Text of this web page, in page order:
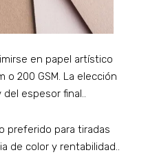
en papel artístico
o 200 GSM. La elección
espesor final..
preferido para tiradas
de color y rentabilidad..